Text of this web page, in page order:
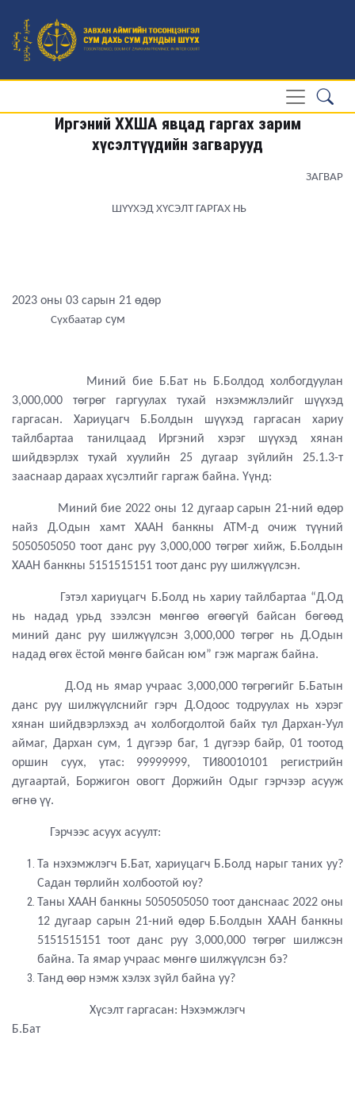
Иргэний ХХША явцад гаргах зарим
хүсэлтүүдийн загварууд
ЗАГВАР
ШҮҮХЭД ХҮСЭЛТ ГАРГАХ НЬ
2023 оны 03 сарын 21 өдөр
Сүхбаатар сум
Миний бие Б.Бат нь Б.Болдод холбогдуулан
3,000,000 төгрөг гаргуулах тухай нэхэмжлэлийг шүүхэд
гаргасан. Хариуцагч Б.Болдын шүүхэд гаргасан хариу
тайлбартаа танилцаад Иргэний хэрэг шүүхэд хянан
шийдвэрлэх тухай хуулийн 25 дугаар зүйлийн 25.1.3-т
зааснаар дараах хүсэлтийг гаргаж байна. Үүнд:
Миний бие 2022 оны 12 дугаар сарын 21-ний өдөр
найз Д.Одын хамт ХААН банкны АТМ-д очиж түүний
5050505050 тоот данс руу 3,000,000 төгрөг хийж, Б.Болдын
ХААН банкны 5151515151 тоот данс руу шилжүүлсэн.
Гэтэл хариуцагч Б.Болд нь хариу тайлбартаа “Д.Од
нь надад урьд зээлсэн мөнгөө өгөөгүй байсан бөгөөд
миний данс руу шилжүүлсэн 3,000,000 төгрөг нь Д.Одын
надад өгөх ёстой мөнгө байсан юм” гэж маргаж байна.
Д.Од нь ямар учраас 3,000,000 төгрөгийг Б.Батын
данс руу шилжүүлснийг гэрч Д.Одоос тодруулах нь хэрэг
хянан шийдвэрлэхэд ач холбогдолтой байх тул Дархан-Уул
аймаг, Дархан сум, 1 дүгээр баг, 1 дүгээр байр, 01 тоотод
оршин суух, утас: 99999999, ТИ80010101 регистрийн
дугаартай, Боржигон овогт Доржийн Одыг гэрчээр асууж
өгнө үү.
Гэрчээс асуух асуулт:
Та нэхэмжлэгч Б.Бат, хариуцагч Б.Болд нарыг таних уу?
Садан төрлийн холбоотой юу?
Таны ХААН банкны 5050505050 тоот данснаас 2022 оны
12 дугаар сарын 21-ний өдөр Б.Болдын ХААН банкны
5151515151 тоот данс руу 3,000,000 төгрөг шилжсэн
байна. Та ямар учраас мөнгө шилжүүлсэн бэ?
Танд өөр нэмж хэлэх зүйл байна уу?
Хүсэлт гаргасан: Нэхэмжлэгч
Б.Бат